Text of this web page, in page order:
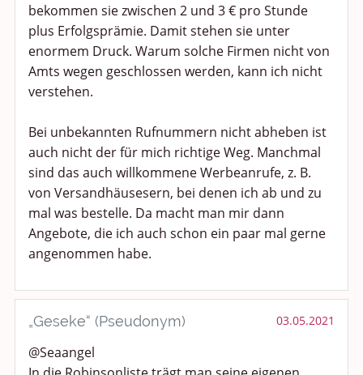
bekommen sie zwischen 2 und 3 € pro Stunde
plus Erfolgsprämie. Damit stehen sie unter
enormem Druck. Warum solche Firmen nicht von
Amts wegen geschlossen werden, kann ich nicht
verstehen.
Bei unbekannten Rufnummern nicht abheben ist
auch nicht der für mich richtige Weg. Manchmal
sind das auch willkommene Werbeanrufe, z. B.
von Versandhäusesern, bei denen ich ab und zu
mal was bestelle. Da macht man mir dann
Angebote, die ich auch schon ein paar mal gerne
angenommen habe.
„Geseke“ (Pseudonym) 03.05.2021
@Seaangel